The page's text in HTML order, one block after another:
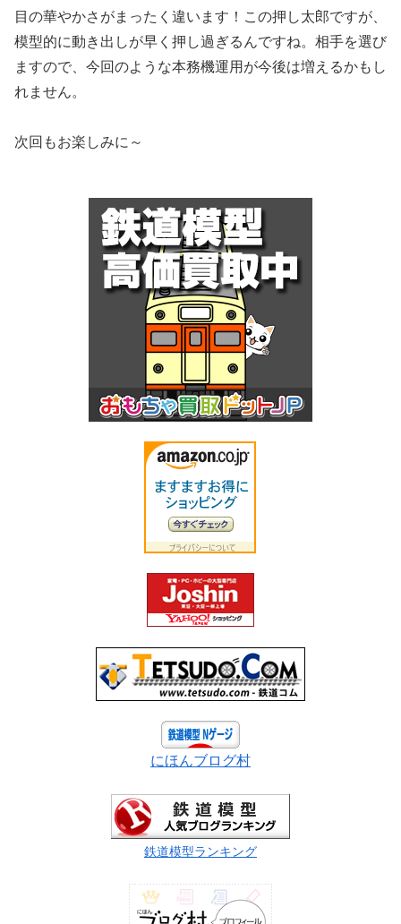
目の華やかさがまったく違います！この押し太郎ですが、
模型的に動き出しが早く押し過ぎるんですね。相手を選び
ますので、今回のような本務機運用が今後は増えるかもし
れません。
次回もお楽しみに～
にほんブログ村
鉄道模型ランキング